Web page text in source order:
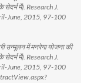
सेदर्भ में). Research J.
June, 2015, 97-100
उन्मूलन में मनरेगा योजना की
सेदर्भ में). Research J.
June, 2015, 97-100